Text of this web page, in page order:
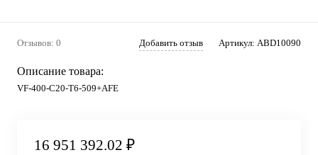
Отзывов: 0 Добавить отзыв Артикул: ABD10090
Описание товара:
VF-400-C20-T6-509+AFE
16 951 392.02 ₽